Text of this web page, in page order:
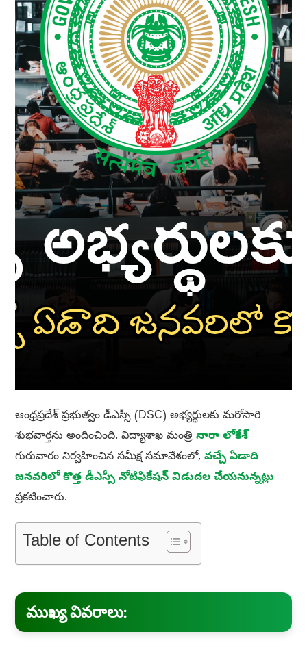
ఆంధ్రప్రదేశ్‌ ప్రభుత్వం డీఎస్సీ (DSC) అభ్యర్థులకు మరోసారి
శుభవార్తను అందించింది. విద్యాశాఖ మంత్రి నారా లోకేశ్‌
గురువారం నిర్వహించిన సమీక్ష సమావేశంలో, వచ్చే ఏడాది
జనవరిలో కొత్త డీఎస్సీ నోటిఫికేషన్‌ విడుదల చేయనున్నట్లు
ప్రకటించారు.
Table of Contents
ముఖ్య వివరాలు: